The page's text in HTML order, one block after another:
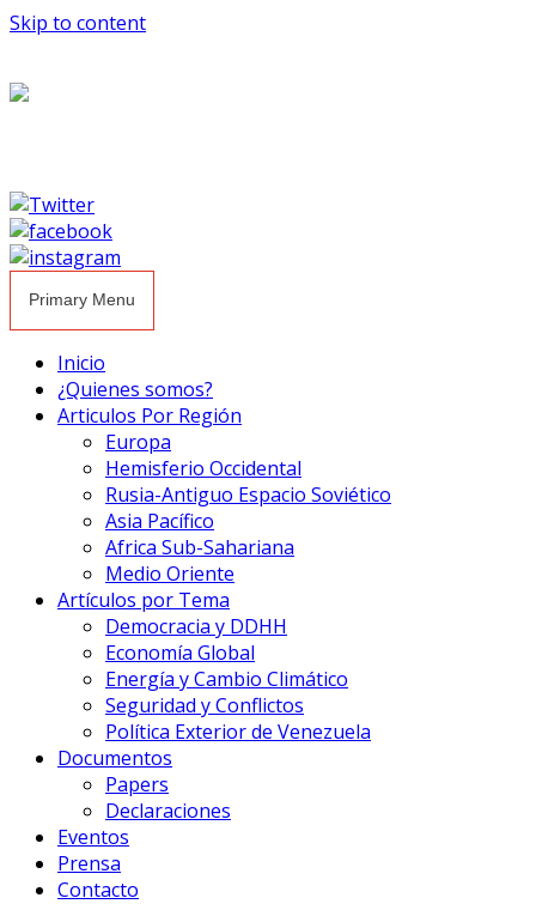
Skip to content
Primary Menu
Inicio
¿Quienes somos?
Articulos Por Región
Europa
Hemisferio Occidental
Rusia-Antiguo Espacio Soviético
Asia Pacífico
Africa Sub-Sahariana
Medio Oriente
Artículos por Tema
Democracia y DDHH
Economía Global
Energía y Cambio Climático
Seguridad y Conflictos
Política Exterior de Venezuela
Documentos
Papers
Declaraciones
Eventos
Prensa
Contacto